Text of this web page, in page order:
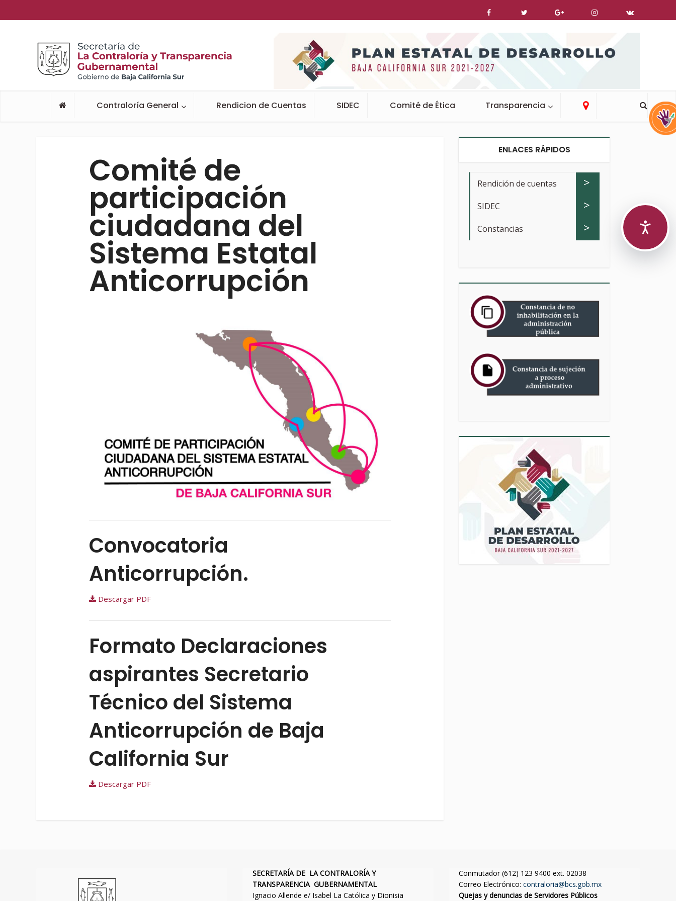
Contraloría General Rendicion de Cuentas SIDEC Comité de Ética Transparencia
Comité de
participación
ciudadana del
Sistema Estatal
Anticorrupción
Convocatoria
Anticorrupción.
Descargar PDF
Formato Declaraciones
aspirantes Secretario
Técnico del Sistema
Anticorrupción de Baja
California Sur
Descargar PDF
ENLACES RÁPIDOS
Rendición de cuentas >
SIDEC >
Constancias >
SECRETARÍA DE LA CONTRALORÍA Y
TRANSPARENCIA GUBERNAMENTAL
Ignacio Allende e/ Isabel La Católica y Dionisia
Conmutador (612) 123 9400 ext. 02038
Correo Electrónico:contraloria@bcs.gob.mx
Quejas y denuncias de Servidores Públicos